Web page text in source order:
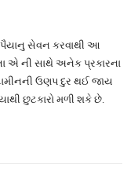
પપૈયાનુ સેવન કરવાથી આ
એ ની સાથે અનેક પ્રકારના
ઉણપ દુર થઈ જાય
છુટકારો મળી શકે છે.